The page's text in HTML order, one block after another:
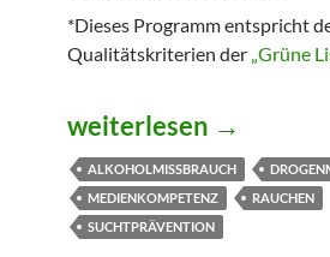
*Dieses Programm entspricht
Qualitätskriterien der „Grüne
BASS*
weiterlesen →
ALKOHOLMISSBRAUCH
MEDIENKOMPETENZ
RAUCHEN
SUCHTPRÄVENTION